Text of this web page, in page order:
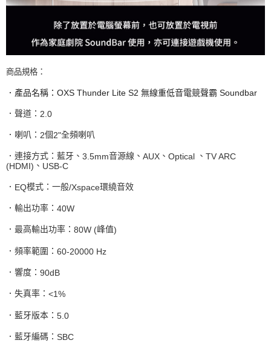
商品規格：
．產品名稱： OXS Thunder Lite S2 無線重低音電競聲霸 Soundbar
．聲道： 2.0
．喇叭： 2個2"全頻喇叭
．連接方式：藍牙、 3.5mm音源線、 AUX 、 Optical 、 TV ARC
(HDMI) 、 USB-C
． EQ模式：一般/Xspace環繞音效
．輸出功率： 40W
．最高輸出功率： 80W (峰值)
．頻率範圍： 60-20000 Hz
．響度： 90dB
．失真率： <1%
．藍牙版本： 5.0
．藍牙編碼： SBC